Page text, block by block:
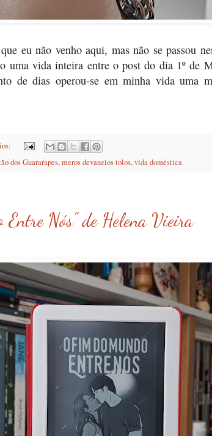
eu não venho aqui, mas não se passou
uma vida inteira entre o post do dia 1º de
de dias operou-se em minha vida uma
dos Guararapes,meros devaneios tolos,vida doméstica
Entre Nós" de Helena Vieira